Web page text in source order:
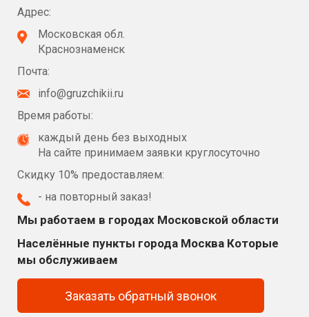
Адрес:
Московская обл.
Краснознаменск
Почта:
info@gruzchikii.ru
Время работы:
каждый день без выходных
На сайте принимаем заявки круглосуточно
Скидку 10% предоставляем:
- на повторный заказ!
Мы работаем в городах Московской области
Населённые пункты города Москва Которые
мы обслуживаем
Заказать обратный звонок